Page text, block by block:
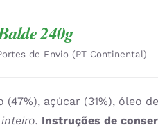
240g
de Envio (PT Continental)
(47%), açúcar (31%), óleo
Instruções de